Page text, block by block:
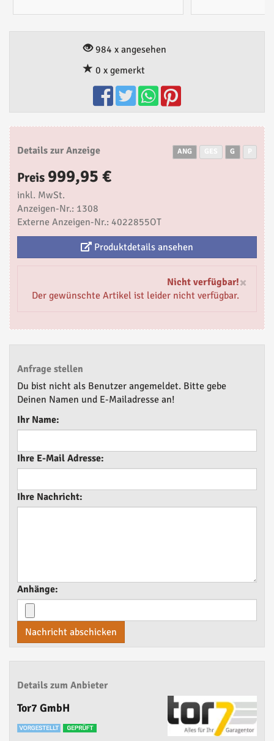
984 x angesehen
0 x gemerkt
Details zur Anzeige ANG G
Preis 999,95 €
inkl. MwSt.
Anzeigen-Nr.: 1308
Externe Anzeigen-Nr.: 4022855OT
Produktdetails ansehen
×
Nicht verfügbar!
Der gewünschte Artikel ist leider nicht verfügbar.
Anfrage stellen
Du bist nicht als Benutzer angemeldet. Bitte gebe
Deinen Namen und E-Mailadresse an!
Ihr Name:
Ihre E-Mail Adresse:
Ihre Nachricht:
Anhänge:
Nachricht abschicken
Details zum Anbieter
Tor7 GmbH